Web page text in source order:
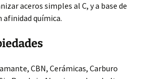
aceros simples al C, y a base de
afinidad química.
CBN, Cerámicas, Carburo